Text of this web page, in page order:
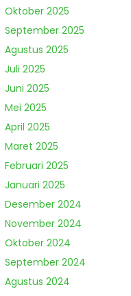
Oktober 2025
September 2025
Agustus 2025
Juli 2025
Juni 2025
Mei 2025
April 2025
Maret 2025
Februari 2025
Januari 2025
Desember 2024
November 2024
Oktober 2024
September 2024
Agustus 2024